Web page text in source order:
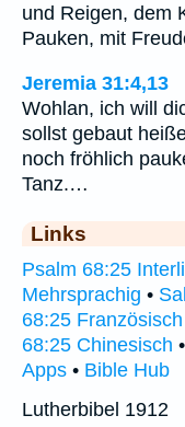
und Reigen, dem
Pauken, mit
Jeremia 31:4,13
Wohlan, ich will
sollst gebaut
noch fröhlich
Tanz.…
Links
Psalm 68:25
Mehrsprachig •
68:25 Französisch
68:25 Chinesisch •
Apps • Bible Hub
Lutherbibel 1912